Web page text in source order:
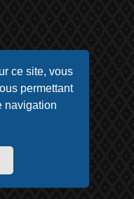
ce site, vous
permettant
navigation